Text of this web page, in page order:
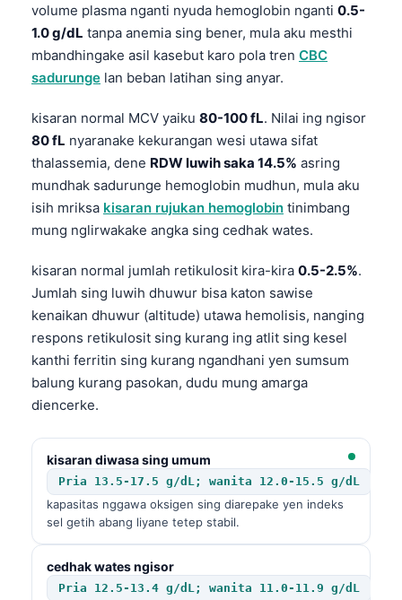
volume plasma nganti nyuda hemoglobin nganti 0.5-
1.0 g/dL tanpa anemia sing bener, mula aku mesthi
mbandhingake asil kasebut karo pola tren CBC
sadurunge lan beban latihan sing anyar.
kisaran normal MCV yaiku 80-100 fL. Nilai ing ngisor
80 fL nyaranake kekurangan wesi utawa sifat
thalassemia, dene RDW luwih saka 14.5% asring
mundhak sadurunge hemoglobin mudhun, mula aku
isih mriksa kisaran rujukan hemoglobin tinimbang
mung nglirwakake angka sing cedhak wates.
kisaran normal jumlah retikulosit kira-kira 0.5-2.5%.
Jumlah sing luwih dhuwur bisa katon sawise
kenaikan dhuwur (altitude) utawa hemolisis, nanging
respons retikulosit sing kurang ing atlit sing kesel
kanthi ferritin sing kurang ngandhani yen sumsum
balung kurang pasokan, dudu mung amarga
diencerke.
kisaran diwasa sing umum
Pria 13.5-17.5 g/dL; wanita 12.0-15.5 g/dL
kapasitas nggawa oksigen sing diarepake yen indeks
sel getih abang liyane tetep stabil.
cedhak wates ngisor
Pria 12.5-13.4 g/dL; wanita 11.0-11.9 g/dL